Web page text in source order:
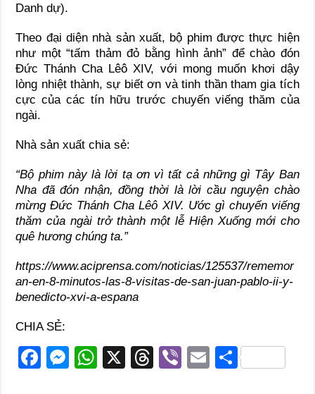
Danh dự).
Theo đại diện nhà sản xuất, bộ phim được thực hiện
như một “tấm thảm đỏ bằng hình ảnh” để chào đón
Đức Thánh Cha Lêô XIV, với mong muốn khơi dậy
lòng nhiệt thành, sự biết ơn và tinh thần tham gia tích
cực của các tín hữu trước chuyến viếng thăm của
ngài.
Nhà sản xuất chia sẻ:
“Bộ phim này là lời tạ ơn vì tất cả những gì Tây Ban
Nha đã đón nhận, đồng thời là lời cầu nguyện chào
mừng Đức Thánh Cha Lêô XIV. Ước gì chuyến viếng
thăm của ngài trở thành một lễ Hiện Xuống mới cho
quê hương chúng ta.”
https://www.aciprensa.com/noticias/125537/rememor
an-en-8-minutos-las-8-visitas-de-san-juan-pablo-ii-y-
benedicto-xvi-a-espana
CHIA SẺ:
F
M
W
X
T
Vi
E S